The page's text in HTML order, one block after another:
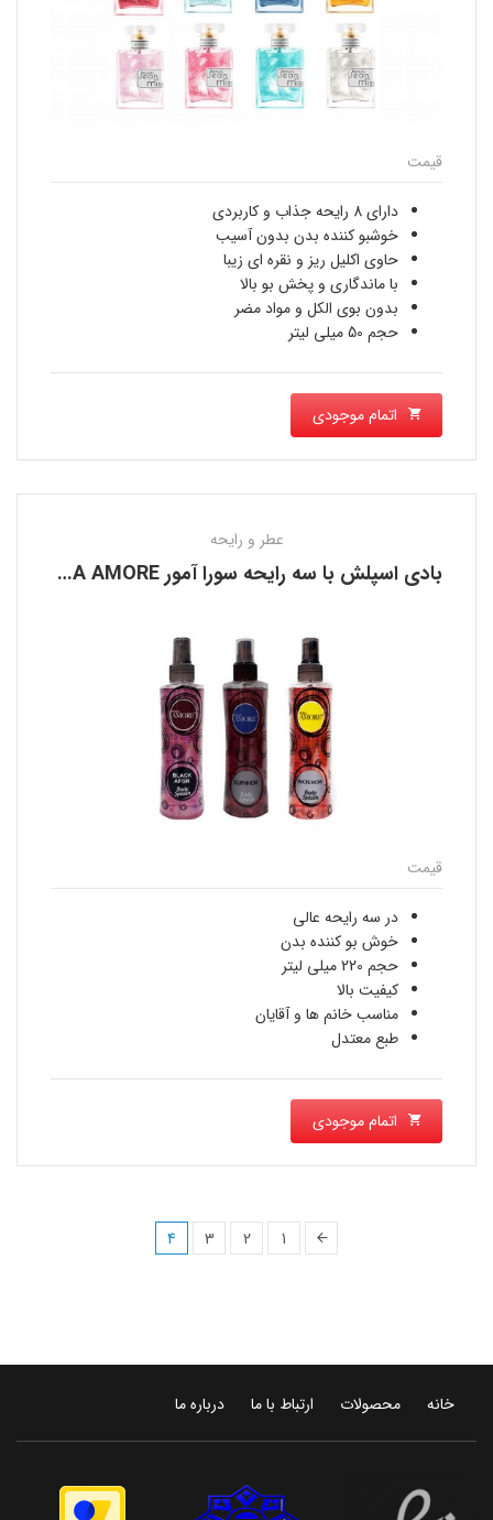
قیمت
دارای 8 رایحه جذاب و کاربردی
خوشبو کننده بدن بدون آسیب
حاوی اکلیل ریز و نقره ای زیبا
با ماندگاری و پخش بو بالا
بدون بوی الکل و مواد مضر
حجم 50 میلی لیتر
اتمام موجودی
عطر و رایحه
بادی اسپلش با سه رایحه سورا آمور SORA AMORE
قیمت
در سه رایحه عالی
خوش بو کننده بدن
حجم 220 میلی لیتر
کیفیت بالا
مناسب خانم ها و آقایان
طبع معتدل
اتمام موجودی
1
2
3
4
خانه محصولات ارتباط با ما درباره ما